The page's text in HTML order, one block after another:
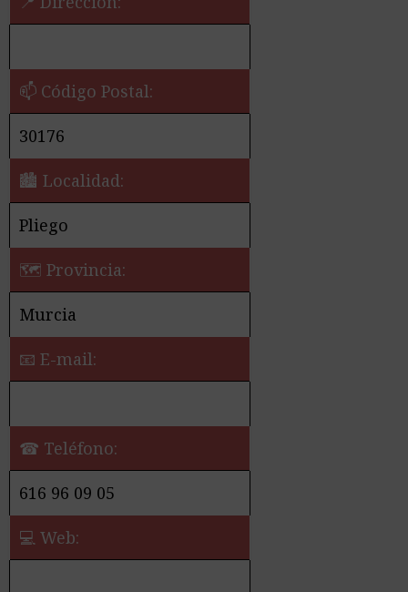
📫 Código Postal:
30176
🏙️ Localidad:
Pliego
🗺 Provincia:
Murcia
📧 E-mail:
☎ Teléfono:
616 96 09 05
💻 Web: